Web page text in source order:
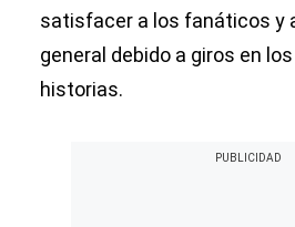
satisfacer a los fanáticos y
general debido a giros en
historias.